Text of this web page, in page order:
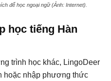
để học ngoại ngữ (Ảnh: Internet).
học tiếng Hàn
trình học khác, LingoDeer
hoặc nhập phương thức